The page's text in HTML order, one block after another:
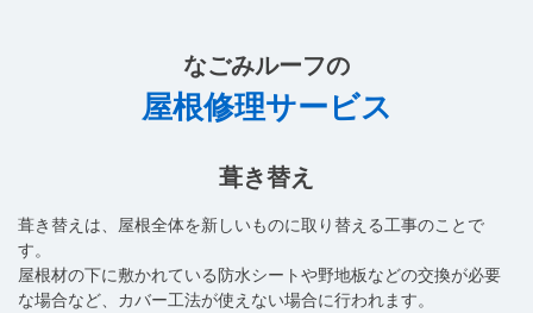
なごみルーフの
屋根修理サービス
葺き替え
葺き替えは、屋根全体を新しいものに取り替える工事のことで
す。
屋根材の下に敷かれている防水シートや野地板などの交換が必要
な場合など、カバー工法が使えない場合に行われます。